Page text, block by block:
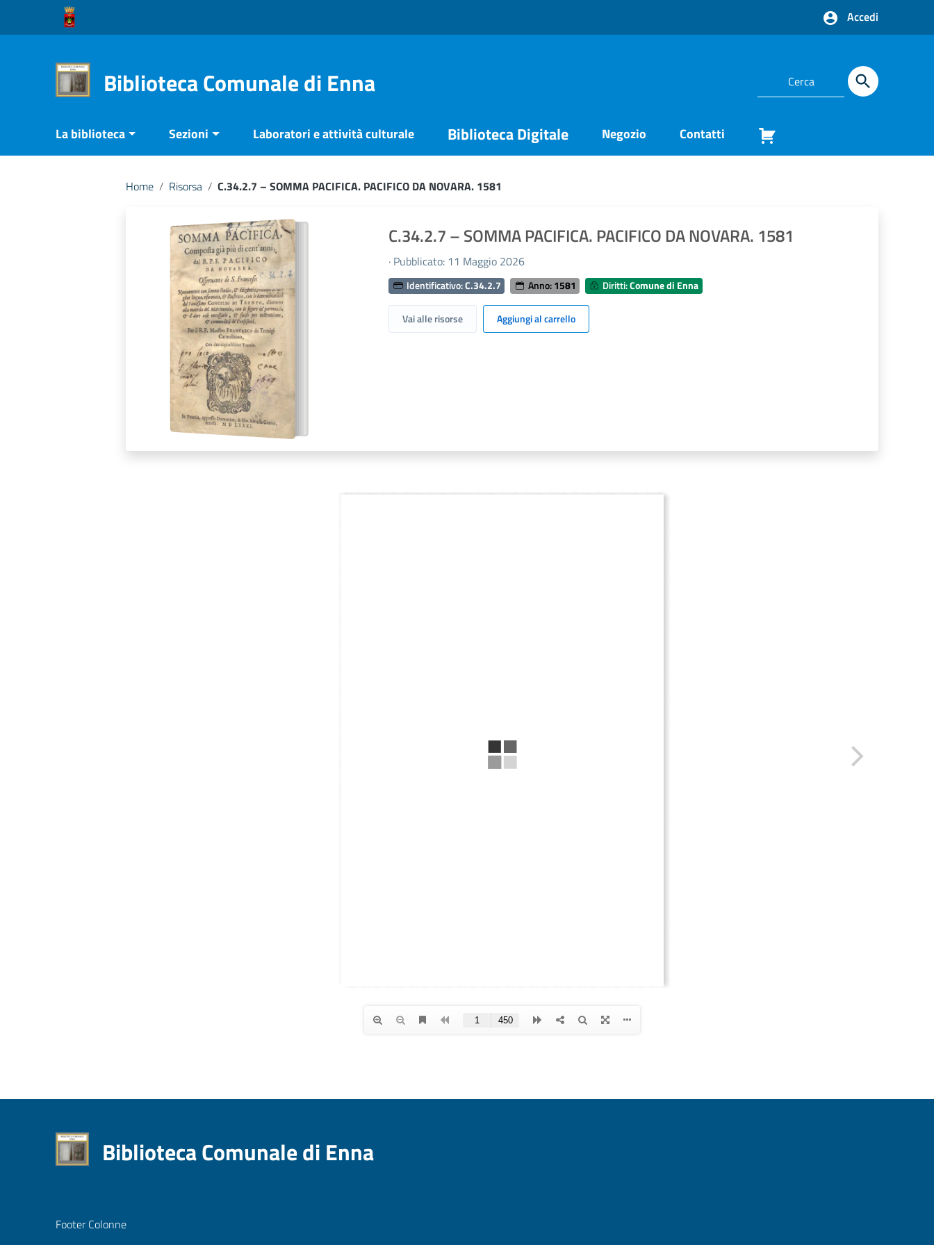
Vai ai contenuti
Vai al menu di navigazione
Accedi
Biblioteca Comunale di Enna
La biblioteca Sezioni Laboratori e attività culturale Biblioteca Digitale Negozio Contatti
Home / Risorsa / C.34.2.7 – SOMMA PACIFICA. PACIFICO DA NOVARA. 1581
C.34.2.7 – SOMMA PACIFICA. PACIFICO DA NOVARA. 1581
· Pubblicato: 11 Maggio 2026
Identificativo:C.34.2.7 Anno:1581 Diritti:Comune di Enna
Vai alle risorse Aggiungi al carrello
Biblioteca Comunale di Enna
Footer Colonne